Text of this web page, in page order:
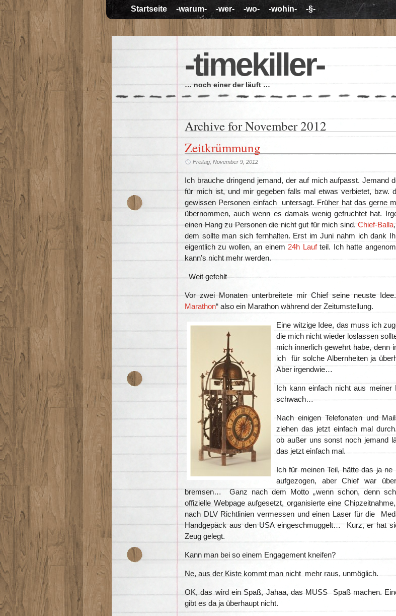
Startseite -warum- -wer- -wo- -wohin- -§-
-timekiller-
… noch einer der läuft …
Archive for November 2012
Zeitkrümmung
Freitag, November 9, 2012
Ich brauche dringend jemand, der auf mich aufpasst. Jemand
für mich ist, und mir gegeben falls mal etwas verbietet, bzw.
gewissen Personen einfach untersagt. Früher hat das gerne
übernommen, auch wenn es damals wenig gefruchtet hat.
einen Hang zu Personen die nicht gut für mich sind. Chief-Balla
dem sollte man sich fernhalten. Erst im Juni nahm ich dank
eigentlich zu wollen, an einem24h Laufteil. Ich hatte
kann’s nicht mehr werden.
–Weit gefehlt–
Vor zwei Monaten unterbreitete mir Chief seine neuste
Marathon“ also ein Marathon während der Zeitumstellung.
Eine witzige Idee, das muss ich
die mich nicht wieder loslassen
mich innerlich gewehrt habe, denn
ich für solche Albernheiten ja
Aber irgendwie…
Ich kann einfach nicht aus meiner
schwach…
Nach einigen Telefonaten und
ziehen das jetzt einfach mal
ob außer uns sonst noch jemand
das jetzt einfach mal.
Ich für meinen Teil, hätte das ja ne
aufgezogen, aber Chief war
bremsen… Ganz nach dem Motto „wenn schon, denn
offizielle Webpage aufgesetzt, organisierte eine
nach DLV Richtlinien vermessen und einen Laser für die
Handgepäck aus den USA eingeschmuggelt… Kurz, er hat
Zeug gelegt.
Kann man bei so einem Engagement kneifen?
Ne, aus der Kiste kommt man nicht mehr raus, unmöglich.
OK, das wird ein Spaß, Jahaa, das MUSS Spaß machen.
gibt es da ja überhaupt nicht.